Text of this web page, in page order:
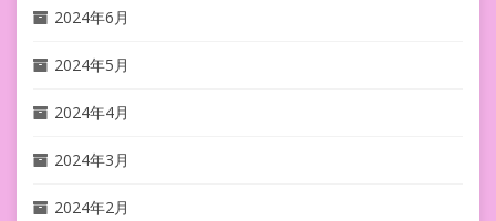
2024年6月
2024年5月
2024年4月
2024年3月
2024年2月